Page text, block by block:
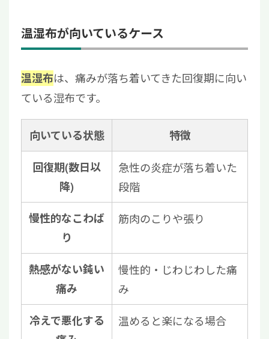
温湿布が向いているケース
温湿布は、痛みが落ち着いてきた回復期に向い
ている湿布です。
向いている状態 特徴
回復期(数日以
降)
急性の炎症が落ち着いた
段階
慢性的なこわば
り
筋肉のこりや張り
熱感がない鈍い
痛み
慢性的・じわじわした痛
み
冷えで悪化する
温めると楽になる場合